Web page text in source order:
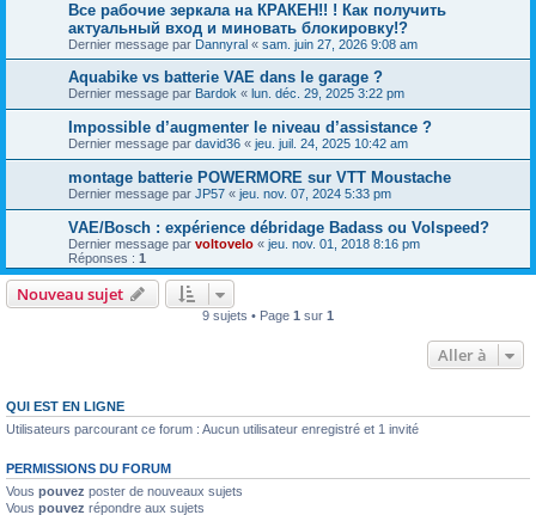
Все рабочие зеркала на КРАКЕН!! ! Как получить
актуальный вход и миновать блокировку!?
Dernier message par Dannyral « sam. juin 27, 2026 9:08 am
Aquabike vs batterie VAE dans le garage ?
Dernier message par Bardok « lun. déc. 29, 2025 3:22 pm
Impossible d’augmenter le niveau d’assistance ?
Dernier message par david36 « jeu. juil. 24, 2025 10:42 am
montage batterie POWERMORE sur VTT Moustache
Dernier message par JP57 « jeu. nov. 07, 2024 5:33 pm
VAE/Bosch : expérience débridage Badass ou Volspeed?
Dernier message par voltovelo « jeu. nov. 01, 2018 8:16 pm
Réponses : 1
Nouveau sujet
9 sujets • Page 1 sur 1
Aller à
QUI EST EN LIGNE
Utilisateurs parcourant ce forum : Aucun utilisateur enregistré et 1 invité
PERMISSIONS DU FORUM
Vous pouvez poster de nouveaux sujets
Vous pouvez répondre aux sujets